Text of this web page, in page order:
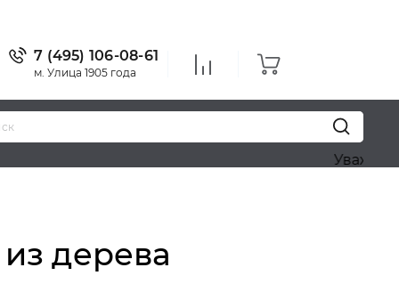
7 (495) 106-08-61
м. Улица 1905 года
Уважаемые
дерева